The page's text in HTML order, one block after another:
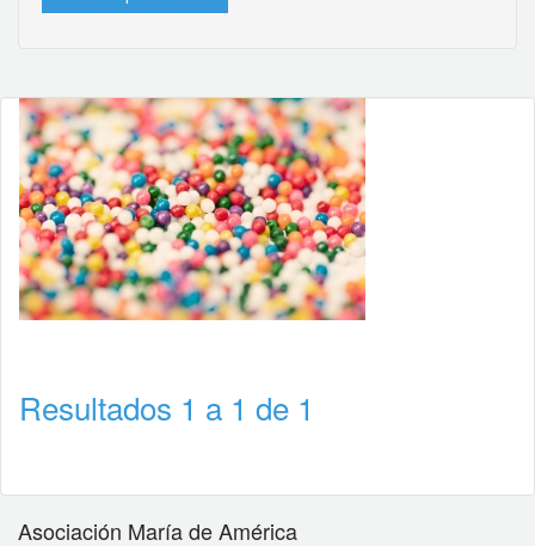
Resultados 1 a 1 de 1
Asociación María de América